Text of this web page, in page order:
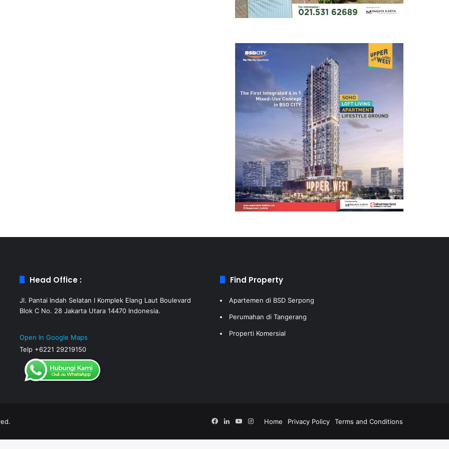
Head Office :
Jl. Pantai Indah Selatan I Komplek Elang Laut Boulevard
Blok C No. 28 Jakarta Utara 14470 Indonesia.
Open In Google Maps
Telp +6221 29219150
Find Property
Apartemen di BSD Serpong
Perumahan di Tangerang
Properti Komersial
Home Privacy Policy Terms and Conditions
Facebook
LinkedInYouTube
Instagram